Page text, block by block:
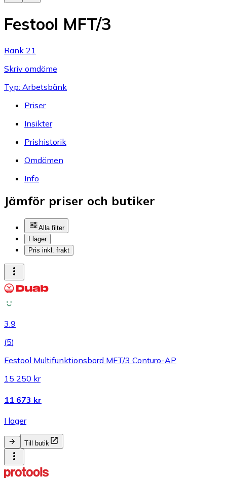
Festool MFT/3
Rank 21
Skriv omdöme
Typ: Arbetsbänk
Priser
Insikter
Prishistorik
Omdömen
Info
Jämför priser och butiker
Alla filter
I lager
Pris inkl. frakt
3.9
(5)
Festool Multifunktionsbord MFT/3 Conturo-AP
15 250 kr
11 673 kr
I lager
Till butik